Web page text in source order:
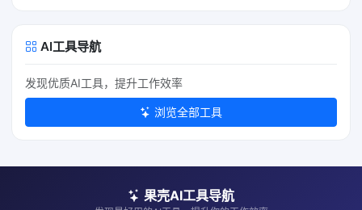
AI工具导航
发现优质AI工具，提升工作效率
浏览全部工具
果壳AI工具导航